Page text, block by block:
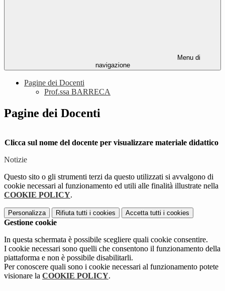
Menu di
navigazione
Pagine dei Docenti
Prof.ssa BARRECA
Pagine dei Docenti
Clicca sul nome del docente per visualizzare materiale didattico
Notizie
Questo sito o gli strumenti terzi da questo utilizzati si avvalgono di
cookie necessari al funzionamento ed utili alle finalità illustrate nella
COOKIE POLICY.
Personalizza Rifiuta tutti i cookies Accetta tutti i cookies
Gestione cookie
In questa schermata è possibile scegliere quali cookie consentire.
I cookie necessari sono quelli che consentono il funzionamento della
piattaforma e non è possibile disabilitarli.
Per conoscere quali sono i cookie necessari al funzionamento potete
visionare la COOKIE POLICY.